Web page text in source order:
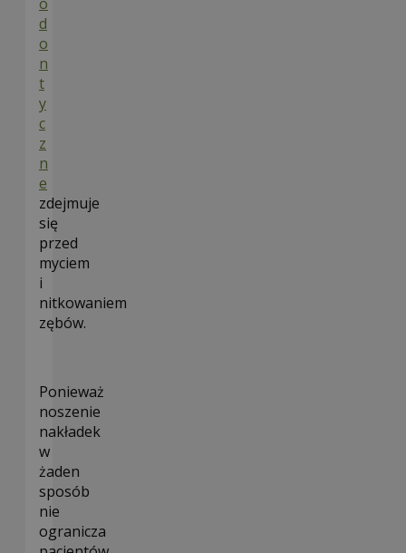
d
o
n
t
y
c
z
n
e
zdejmuje
się
przed
myciem
i
nitkowaniem
zębów.
Ponieważ
noszenie
nakładek
w
żaden
sposób
nie
ogranicza